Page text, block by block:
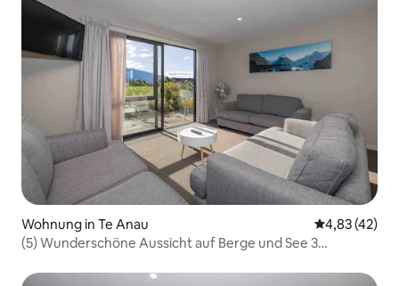
Wohnung in Te Anau
4,83 (42)
(5) Wunderschöne Aussicht auf Berge und See 3